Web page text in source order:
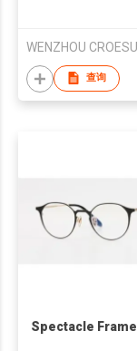
查询
Spectacle Frame